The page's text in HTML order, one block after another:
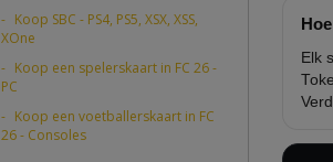
Koop SBC - PS4, PS5, XSX, XSS,
XOne
Koop een spelerskaart in FC 26 -
PC
Koop een voetballerskaart in FC
26 - Consoles
Elk